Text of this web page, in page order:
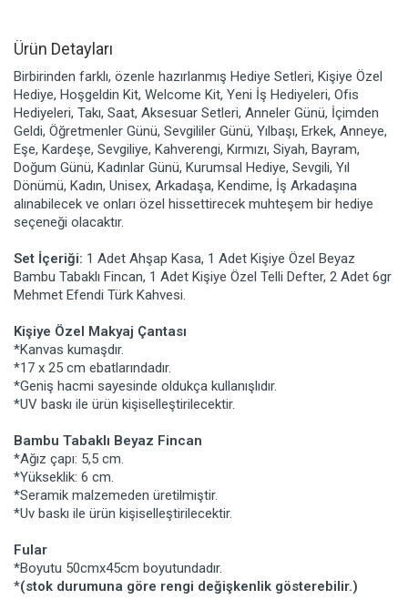
Ürün Detayları
Birbirinden farklı, özenle hazırlanmış Hediye Setleri, Kişiye Özel
Hediye, Hoşgeldin Kit, Welcome Kit, Yeni İş Hediyeleri, Ofis
Hediyeleri, Takı, Saat, Aksesuar Setleri, Anneler Günü, İçimden
Geldi, Öğretmenler Günü, Sevgililer Günü, Yılbaşı, Erkek, Anneye,
Eşe, Kardeşe, Sevgiliye, Kahverengi, Kırmızı, Siyah, Bayram,
Doğum Günü, Kadınlar Günü, Kurumsal Hediye, Sevgili, Yıl
Dönümü, Kadın, Unisex, Arkadaşa, Kendime, İş Arkadaşına
alınabilecek ve onları özel hissettirecek muhteşem bir hediye
seçeneği olacaktır.
Set İçeriği: 1 Adet Ahşap Kasa, 1 Adet Kişiye Özel Beyaz
Bambu Tabaklı Fincan, 1 Adet Kişiye Özel Telli Defter, 2 Adet 6gr
Mehmet Efendi Türk Kahvesi.
Kişiye Özel Makyaj Çantası
*Kanvas kumaşdır.
*17 x 25 cm ebatlarındadır.
*Geniş hacmi sayesinde oldukça kullanışlıdır.
*UV baskı ile ürün kişiselleştirilecektir.
Bambu Tabaklı Beyaz Fincan
*Ağız çapı: 5,5 cm.
*Yükseklik: 6 cm.
*Seramik malzemeden üretilmiştir.
*Uv baskı ile ürün kişiselleştirilecektir.
Fular
*Boyutu 50cmx45cm boyutundadır.
*(stok durumuna göre rengi değişkenlik gösterebilir.)